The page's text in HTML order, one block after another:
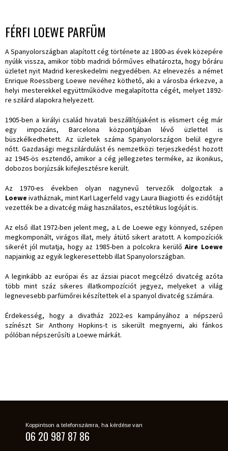
FÉRFI LOEWE PARFÜM
A Spanyolországban alapított cég története az 1800-as évek közepére
nyúlik vissza, amikor több madridi bőrműves elhatározta, hogy bőráru
üzletet nyit Madrid kereskedelmi negyedében. Az elnevezés a német
Enrique Roessberg Loewe nevéhez köthető, aki a városba érkezve, a
helyi mesterekkel együttműködve megalapította cégét, melyet 1892-
re szilárd alapokra helyezett.
1905-ben a királyi család hivatali beszállítójaként is elismert cég már
egy impozáns, Barcelona központjában lévő üzlettel is
büszkélkedhetett. Az üzletek száma Spanyolországon belül egyre
nőtt. Gazdasági megszilárdulást és nemzetközi terjeszkedést hozott
az 1945-ös esztendő, amikor a cég jellegzetes terméke, az ikonikus,
dobozos borjúzsák kifejlesztésre került.
Az 1970-es években olyan nagynevű tervezők dolgoztak a
Loewe ivatháznak, mint Karl Lagerfeld vagy Laura Biagiotti és ezidőtájt
vezették be a divatcég máig használatos, esztétikus logóját is.
Az első illat 1972-ben jelent meg, a L de Loewe egy könnyed, szépen
megkomponált, virágos illat, mely átütő sikert aratott. A kompozíciók
sikerét jól mutatja, hogy az 1985-ben a polcokra kerülőAire Loewe
napjainkig az egyik legkeresettebb illat Spanyolországban.
A leginkább az európai és az ázsiai piacot megcélzó divatcég azóta
több mint száz sikeres illatkompozíciót jegyez, melyeket a világ
legnevesebb parfümőrei készítettek el a spanyol divatcég számára.
Érdekesség, hogy a divatház 2022-es kampányához a népszerű
színészt Sir Anthony Hopkins-t is sikerült megnyerni, aki fánkos
pólóban népszerűsíti a Loewe márkát.
Koppintson a telefonszámra, ha kérdése van
06 20 987 87 86